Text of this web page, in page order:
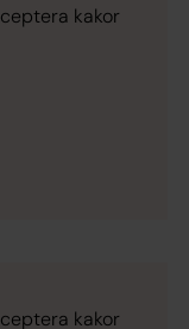
kakor
kakor